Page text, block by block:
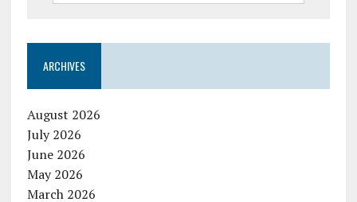
ARCHIVES
August 2026
July 2026
June 2026
May 2026
March 2026